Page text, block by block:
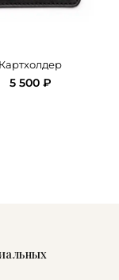
Картхолдер
5 500 ₽